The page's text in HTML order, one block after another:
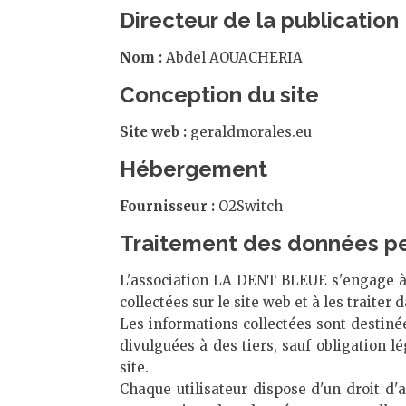
Directeur de la publication
Nom : Abdel AOUACHERIA
Conception du site
Site web : geraldmorales.eu
Hébergement
Fournisseur : O2Switch
Traitement des données
L'association LA DENT BLEUE
collectées sur le site web et à les traiter
Les informations collectées sont
divulguées à des tiers, sauf obligation
site.
Chaque utilisateur dispose d'un droit